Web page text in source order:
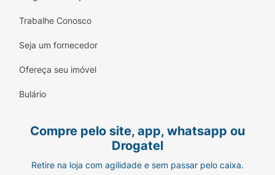
Trabalhe Conosco
Seja um fornecedor
Ofereça seu imóvel
Bulário
Compre pelo site, app, whatsapp ou
Drogatel
Retire na loja com agilidade e sem passar pelo caixa.